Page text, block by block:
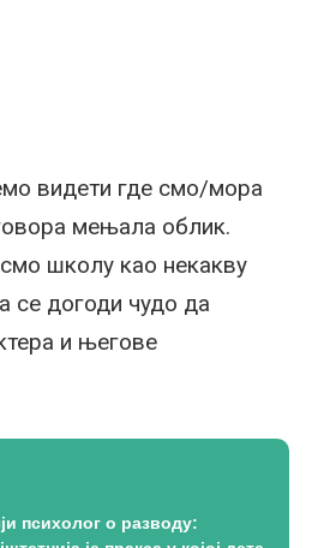
видети где смо/мора
мењала облик.
школу као некакву
се догоди чудо да
и његове
психолог о разводу: